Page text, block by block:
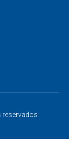
reservados